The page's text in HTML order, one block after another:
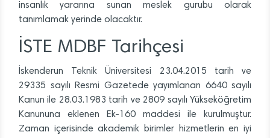
insanlık yararına sunan meslek gurubu olarak
tanımlamak yerinde olacaktır.
İSTE MDBF Tarihçesi
İskenderun Teknik Üniversitesi 23.04.2015 tarih ve
29335 sayılı Resmi Gazetede yayımlanan 6640 sayılı
Kanun ile 28.03.1983 tarih ve 2809 sayılı Yükseköğretim
Kanununa eklenen Ek-160 maddesi ile kurulmuştur.
Zaman içerisinde akademik birimler hizmetlerin en iyi